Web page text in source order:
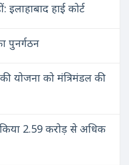
हाई कोर्ट
पुनर्गठन
योजना को मंत्रिमंडल की
किया 2.59 करोड़ से अधिक